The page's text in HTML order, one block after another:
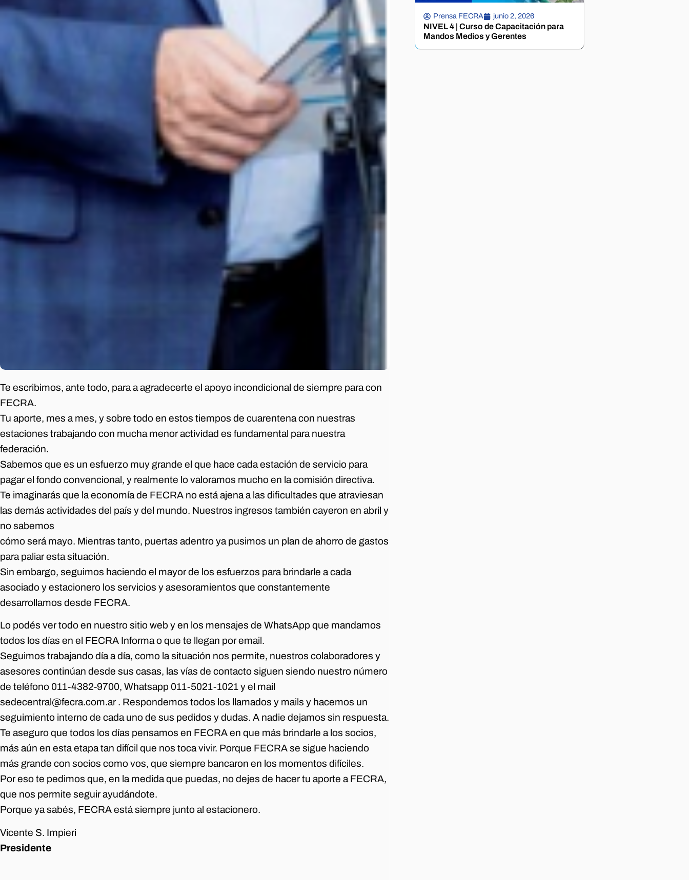
Te escribimos, ante todo, para a agradecerte el apoyo incondicional de siempre para con
FECRA.
Tu aporte, mes a mes, y sobre todo en estos tiempos de cuarentena con nuestras
estaciones trabajando con mucha menor actividad es fundamental para nuestra
federación.
Sabemos que es un esfuerzo muy grande el que hace cada estación de servicio para
pagar el fondo convencional, y realmente lo valoramos mucho en la comisión directiva.
Te imaginarás que la economía de FECRA no está ajena a las dificultades que atraviesan
las demás actividades del país y del mundo. Nuestros ingresos también cayeron en abril y
no sabemos
cómo será mayo. Mientras tanto, puertas adentro ya pusimos un plan de ahorro de gastos
para paliar esta situación.
Sin embargo, seguimos haciendo el mayor de los esfuerzos para brindarle a cada
asociado y estacionero los servicios y asesoramientos que constantemente
desarrollamos desde FECRA.
Lo podés ver todo en nuestro sitio web y en los mensajes de WhatsApp que mandamos
todos los días en el FECRA Informa o que te llegan por email.
Seguimos trabajando día a día, como la situación nos permite, nuestros colaboradores y
asesores continúan desde sus casas, las vías de contacto siguen siendo nuestro número
de teléfono 011-4382-9700, Whatsapp 011-5021-1021 y el mail
sedecentral@fecra.com.ar . Respondemos todos los llamados y mails y hacemos un
seguimiento interno de cada uno de sus pedidos y dudas. A nadie dejamos sin respuesta.
Te aseguro que todos los días pensamos en FECRA en que más brindarle a los socios,
más aún en esta etapa tan difícil que nos toca vivir. Porque FECRA se sigue haciendo
más grande con socios como vos, que siempre bancaron en los momentos difíciles.
Por eso te pedimos que, en la medida que puedas, no dejes de hacer tu aporte a FECRA,
que nos permite seguir ayudándote.
Porque ya sabés, FECRA está siempre junto al estacionero.
Vicente S. Impieri
Presidente
Prensa FECRA junio 2, 2026
NIVEL 4 | Curso de Capacitación para
Mandos Medios y Gerentes